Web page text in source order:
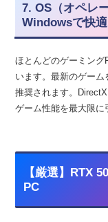
7. OS（オペレ
Windowsで快適
ほとんどのゲーミング
います。最新のゲーム
推奨されます。
ゲーム性能を最大限に
【厳選】RTX
PC